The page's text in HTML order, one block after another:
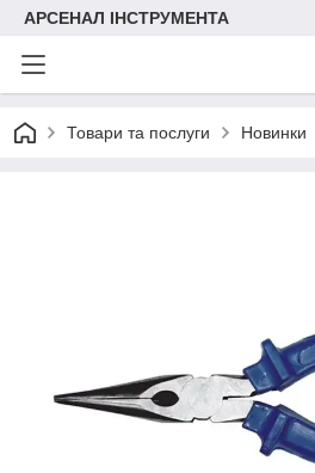
АРСЕНАЛ ІНСТРУМЕНТА
Товари та послуги Новинки